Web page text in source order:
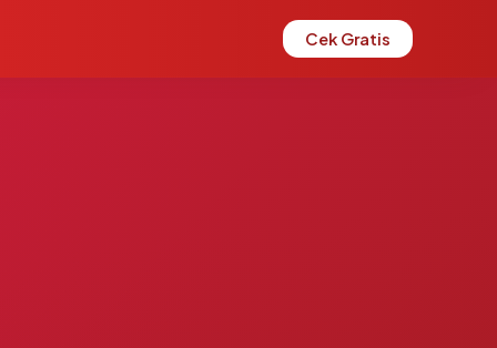
Cek Gratis